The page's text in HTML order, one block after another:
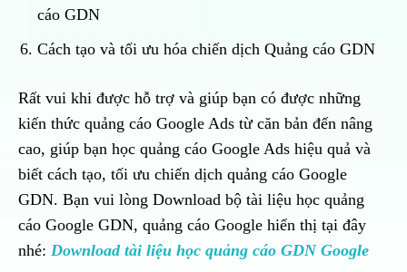
cáo GDN
Cách tạo và tối ưu hóa chiến dịch Quảng cáo GDN
Rất vui khi được hỗ trợ và giúp bạn có được những
kiến thức quảng cáo Google Ads từ căn bản đến nâng
cao, giúp bạn học quảng cáo Google Ads hiệu quả và
biết cách tạo, tối ưu chiến dịch quảng cáo Google
GDN. Bạn vui lòng Download bộ tài liệu học quảng
cáo Google GDN, quảng cáo Google hiển thị tại đây
nhé: Download tài liệu học quảng cáo GDN Google